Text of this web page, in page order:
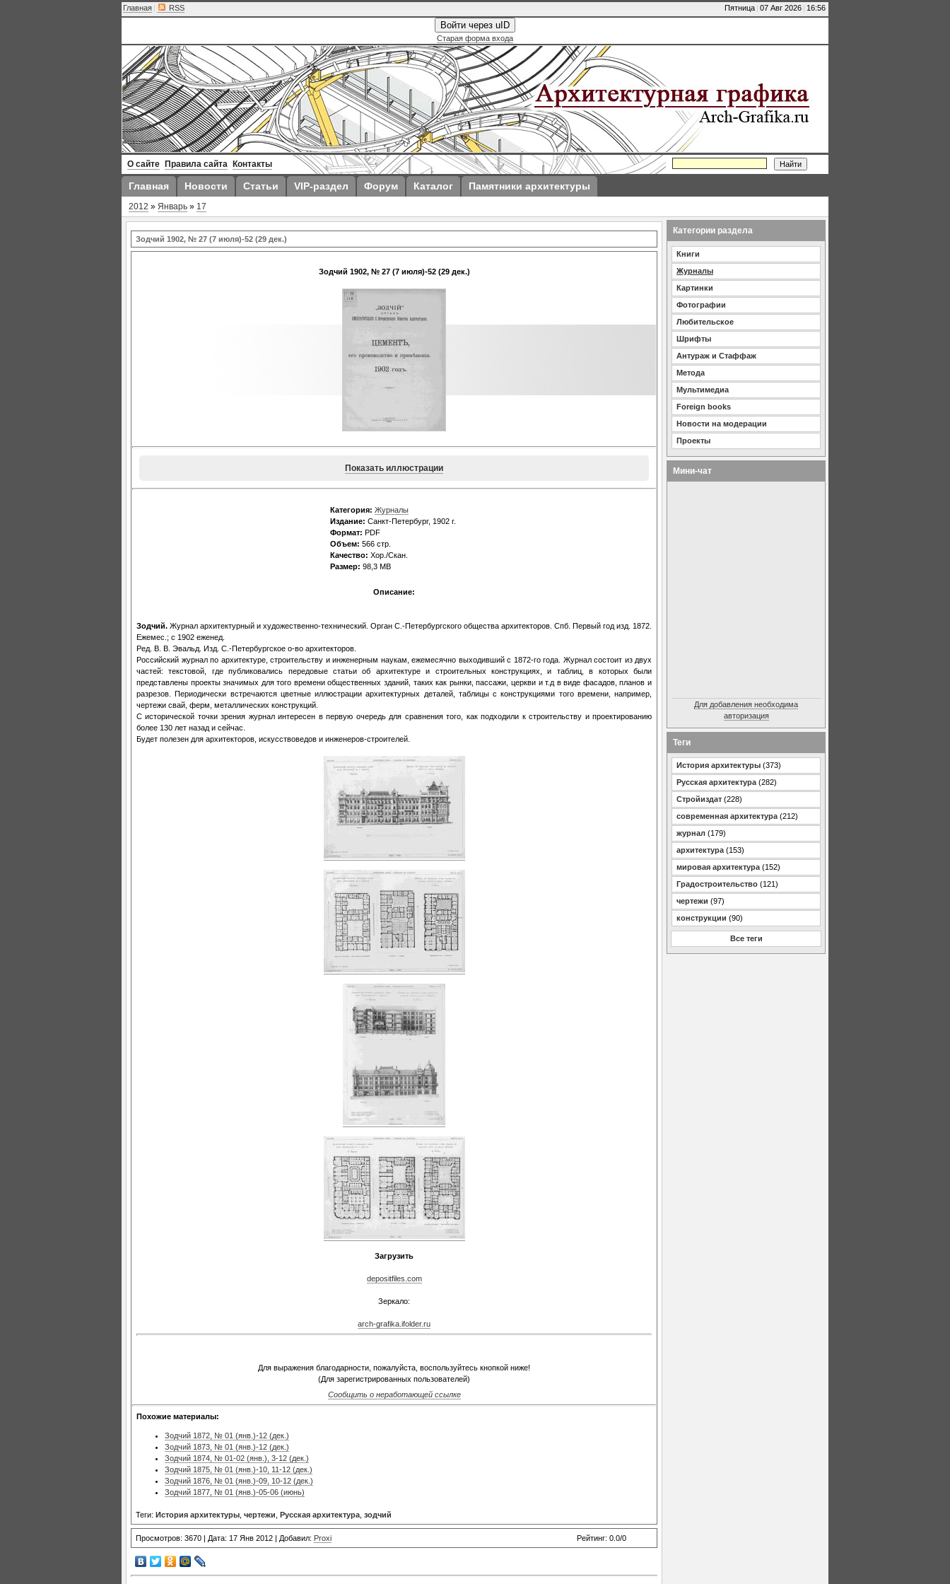
Пятница | 07 Авг 2026 | 16:56
Главная | RSS
Войти через uID
Старая форма входа
О сайте Правила сайта Контакты
Главная Новости Статьи VIP-раздел Форум Каталог Памятники архитектуры
2012 » Январь » 17
Зодчий 1902, № 27 (7 июля)-52 (29 дек.)
Зодчий 1902, № 27 (7 июля)-52 (29 дек.)
Показать иллюстрации
Категория: Журналы
Издание: Санкт-Петербург, 1902 г.
Формат: PDF
Объем: 566 стр.
Качество: Хор./Скан.
Размер: 98,3 MB
Описание:
Зодчий. Журнал архитектурный и художественно-технический. Орган С.-Петербургского общества архитекторов. Спб. Первый год изд. 1872.
Ежемес.; с 1902 еженед.
Ред. В. В. Эвальд. Изд. С.-Петербургское о-во архитекторов.
Российский журнал по архитектуре, строительству и инженерным наукам, ежемесячно выходивший с 1872-го года. Журнал состоит из двух
частей: текстовой, где публиковались передовые статьи об архитектуре и строительных конструкциях, и таблиц, в которых были
представлены проекты значимых для того времени общественных зданий, таких как рынки, пассажи, церкви и т.д в виде фасадов, планов и
разрезов. Периодически встречаются цветные иллюстрации архитектурных деталей, таблицы с конструкциями того времени, например,
чертежи свай, ферм, металлических конструкций.
С исторической точки зрения журнал интересен в первую очередь для сравнения того, как подходили к строительству и проектированию
более 130 лет назад и сейчас.
Будет полезен для архитекторов, искусствоведов и инженеров-строителей.
Загрузить
depositfiles.com
Зеркало:
arch-grafika.ifolder.ru
Для выражения благодарности, пожалуйста, воспользуйтесь кнопкой ниже!
(Для зарегистрированных пользователей)
Сообщить о неработающей ссылке
Похожие материалы:
Зодчий 1872, № 01 (янв.)-12 (дек.)
Зодчий 1873, № 01 (янв.)-12 (дек.)
Зодчий 1874, № 01-02 (янв.), 3-12 (дек.)
Зодчий 1875, № 01 (янв.)-10, 11-12 (дек.)
Зодчий 1876, № 01 (янв.)-09, 10-12 (дек.)
Зодчий 1877, № 01 (янв.)-05-06 (июнь)
Теги: История архитектуры чертежи Русская архитектура зодчий
Просмотров: 3670 | Дата: 17 Янв 2012 | Добавил: Proxi Рейтинг: 0.0/0
Категории раздела
Книги
Журналы
Картинки
Фотографии
Любительское
Шрифты
Антураж и Стаффаж
Метода
Мультимедиа
Foreign books
Новости на модерации
Проекты
Мини-чат
Для добавления необходима
авторизация
Теги
История архитектуры (373)
Русская архитектура (282)
Стройиздат (228)
современная архитектура (212)
журнал (179)
архитектура (153)
мировая архитектура (152)
Градостроительство (121)
чертежи (97)
конструкции (90)
Все теги